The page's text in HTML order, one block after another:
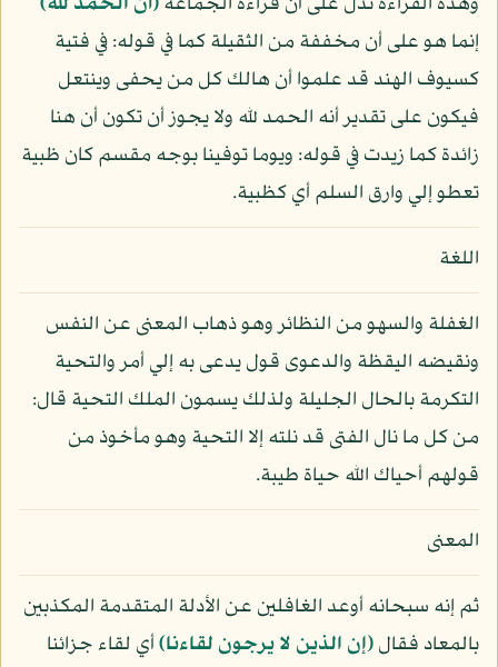
إنما هو على أن مخففة من الثقيلة كما في قوله: في فتية
كسيوف الهند قد علموا أن هالك كل من يحفى وينتعل
فيكون على تقدير أنه الحمد لله ولا يجوز أن تكون أن هنا
زائدة كما زيدت في قوله: ويوما توفينا بوجه مقسم كان ظبية
تعطو إلي وارق السلم أي كظبية.
اللغة
الغفلة والسهو من النظائر وهو ذهاب المعنى عن النفس
ونقيضه اليقظة والدعوى قول يدعى به إلي أمر والتحية
التكرمة بالحال الجليلة ولذلك يسمون الملك التحية قال:
من كل ما نال الفتى قد نلته إلا التحية وهو مأخوذ من
قولهم أحياك الله حياة طيبة.
المعنى
ثم إنه سبحانه أوعد الغافلين عن الأدلة المتقدمة المكذبين
بالمعاد فقال﴿إن الذين لا يرجون لقاءنا﴾أي لقاء جزائنا